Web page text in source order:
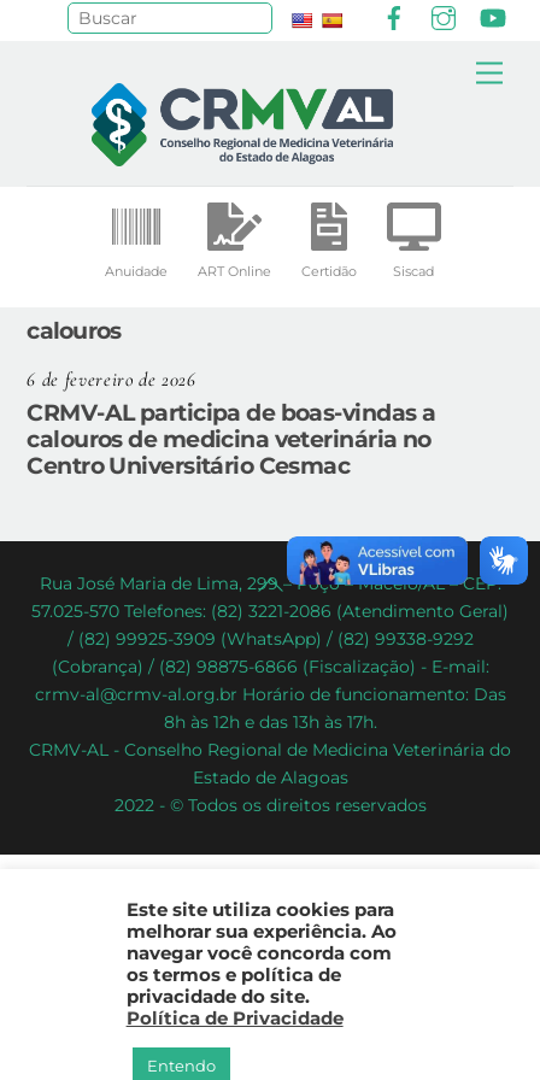
Anuidade ART Online Certidão Siscad
calouros
6 de fevereiro de 2026
CRMV-AL participa de boas-vindas a
calouros de medicina veterinária no
Centro Universitário Cesmac
Back
To
Top
Rua José Maria de Lima, 299 – Poço – Maceió/AL – CEP:
57.025-570 Telefones: (82) 3221-2086 (Atendimento Geral)
/ (82) 99925-3909 (WhatsApp) / (82) 99338-9292
(Cobrança) / (82) 98875-6866 (Fiscalização) - E-mail:
crmv-al@crmv-al.org.br Horário de funcionamento: Das
8h às 12h e das 13h às 17h.
CRMV-AL - Conselho Regional de Medicina Veterinária do
Estado de Alagoas
2022 - © Todos os direitos reservados
Este site utiliza cookies para
melhorar sua experiência. Ao
navegar você concorda com
os termos e política de
privacidade do site.
Política de Privacidade
Entendo